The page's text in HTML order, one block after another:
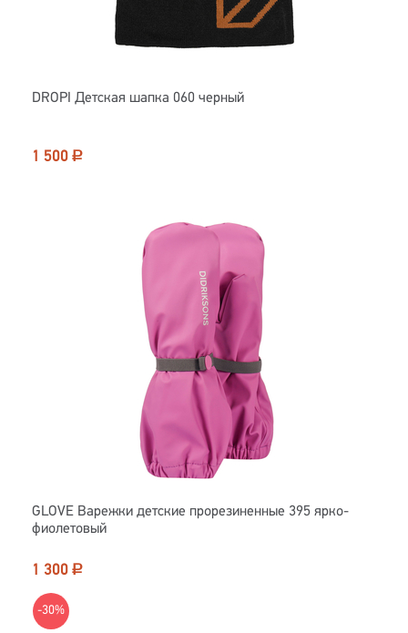
DROPI Детская шапка 060 черный
1 500 Р
GLOVE Варежки детские прорезиненные 395 ярко-
фиолетовый
1 300 Р
-30%